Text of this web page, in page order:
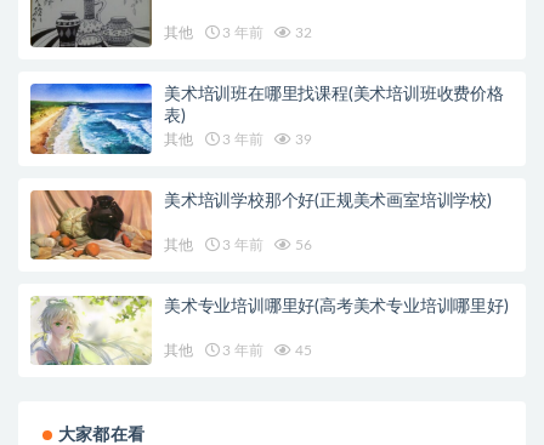
其他 3 年前 32
美术培训班在哪里找课程(美术培训班收费价格
表)
其他 3 年前 39
美术培训学校那个好(正规美术画室培训学校)
其他 3 年前 56
美术专业培训哪里好(高考美术专业培训哪里好)
其他 3 年前 45
大家都在看